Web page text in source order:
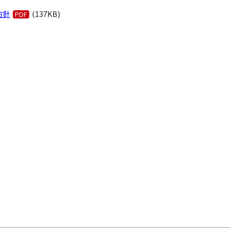
針 (137KB)